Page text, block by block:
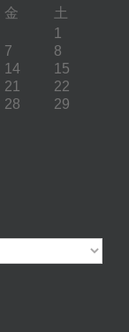
金
土
1
7
8
14
15
21
22
28
29